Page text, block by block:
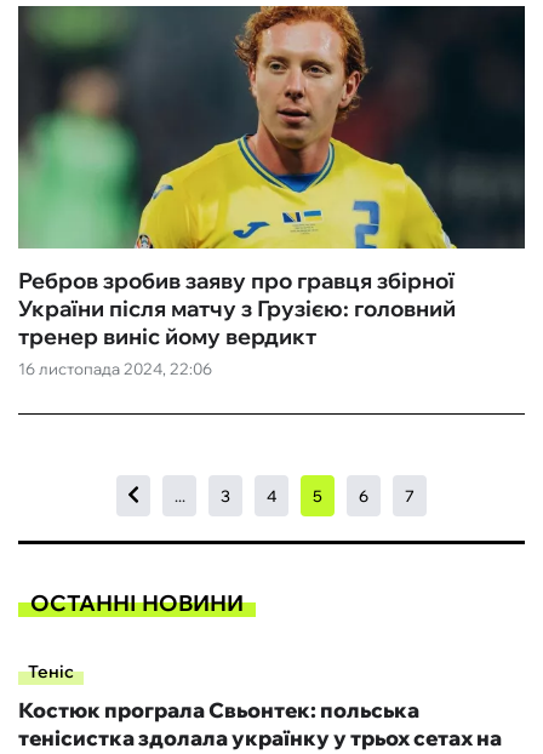
16 листопада 2024, 22:06
Ребров зробив заяву про гравця збірної
України після матчу з Грузією: головний
тренер виніс йому вердикт
... 3 4 5 6 7
ОСТАННІ НОВИНИ
Теніс
Костюк програла Свьонтек: польська
тенісистка здолала українку у трьох сетах на